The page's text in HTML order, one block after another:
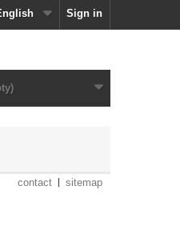
Sign in
contact sitemap